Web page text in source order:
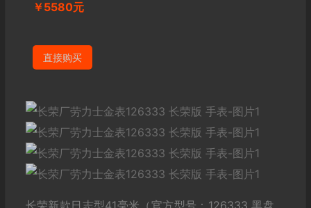
￥5580元
直接购买
长荣新款日志型41毫米（官方型号：126333 黑盘，